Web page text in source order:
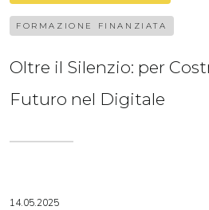
FORMAZIONE FINANZIATA
Oltre il Silenzio: per
Futuro nel Digitale
14.05.2025